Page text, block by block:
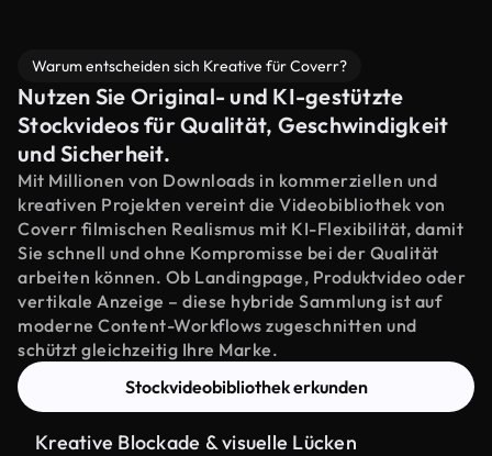
Warum entscheiden sich Kreative für Coverr?
Nutzen Sie Original- und KI-gestützte
Stockvideos für Qualität, Geschwindigkeit
und Sicherheit.
Mit Millionen von Downloads in kommerziellen und
kreativen Projekten vereint die Videobibliothek von
Coverr filmischen Realismus mit KI-Flexibilität, damit
Sie schnell und ohne Kompromisse bei der Qualität
arbeiten können. Ob Landingpage, Produktvideo oder
vertikale Anzeige – diese hybride Sammlung ist auf
moderne Content-Workflows zugeschnitten und
schützt gleichzeitig Ihre Marke.
Stockvideobibliothek erkunden
Kreative Blockade & visuelle Lücken